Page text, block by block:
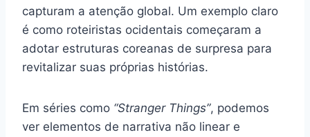
capturam a atenção global. Um exemplo claro
é como roteiristas ocidentais começaram a
adotar estruturas coreanas de surpresa para
revitalizar suas próprias histórias.
Em séries como “Stranger Things”, podemos
ver elementos de narrativa não linear e